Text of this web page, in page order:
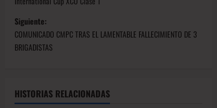
Siguiente:
COMUNICADO CMPC TRAS EL LAMENTABLE FALLECIMIENTO DE 3
BRIGADISTAS
HISTORIAS RELACIONADAS